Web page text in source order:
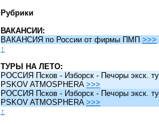
Рубрики
ВАКАНСИИ:
ВАКАНСИЯ по России от фирмы ПМП >>>
↑
ТУРЫ НА ЛЕТО:
РОССИЯ Псков - Изборск - Печоры экск.
PSKOV ATMOSPHERA >>>
РОССИЯ Псков - Изборск - Печоры экск.
PSKOV ATMOSPHERA >>>
↑